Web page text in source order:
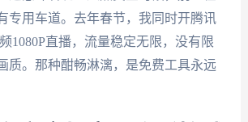
专用车道。去年春节，我同时开腾讯
1080P直播，流量稳定无限，没有限
质。那种酣畅淋漓，是免费工具永远